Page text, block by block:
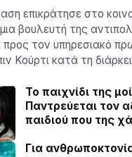
επικράτησε στο
βουλευτή της
προς τον υπηρεσιακό
Κούρτι κατά τη
Το παιχνίδι της
Παντρεύεται τον
παιδιού που της
Για